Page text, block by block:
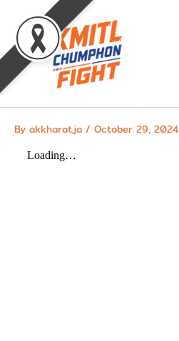
content
By akkharat.ja / October 29, 2024